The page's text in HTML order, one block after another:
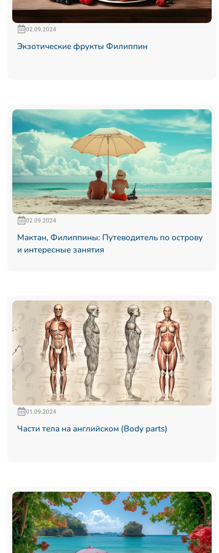
02.09.2024
Экзотические фрукты Филиппин
02.09.2024
Мактан, Филиппины: Путеводитель по острову
и интересные занятия
01.09.2024
Части тела на английском (Body parts)